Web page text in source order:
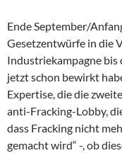
Ende September/
Gesetzentwürfe in die
Industriekampagne bis
jetzt schon bewirkt
Expertise, die die
anti-Fracking-Lobby,
dass Fracking nicht
gemacht wird“ -, ob